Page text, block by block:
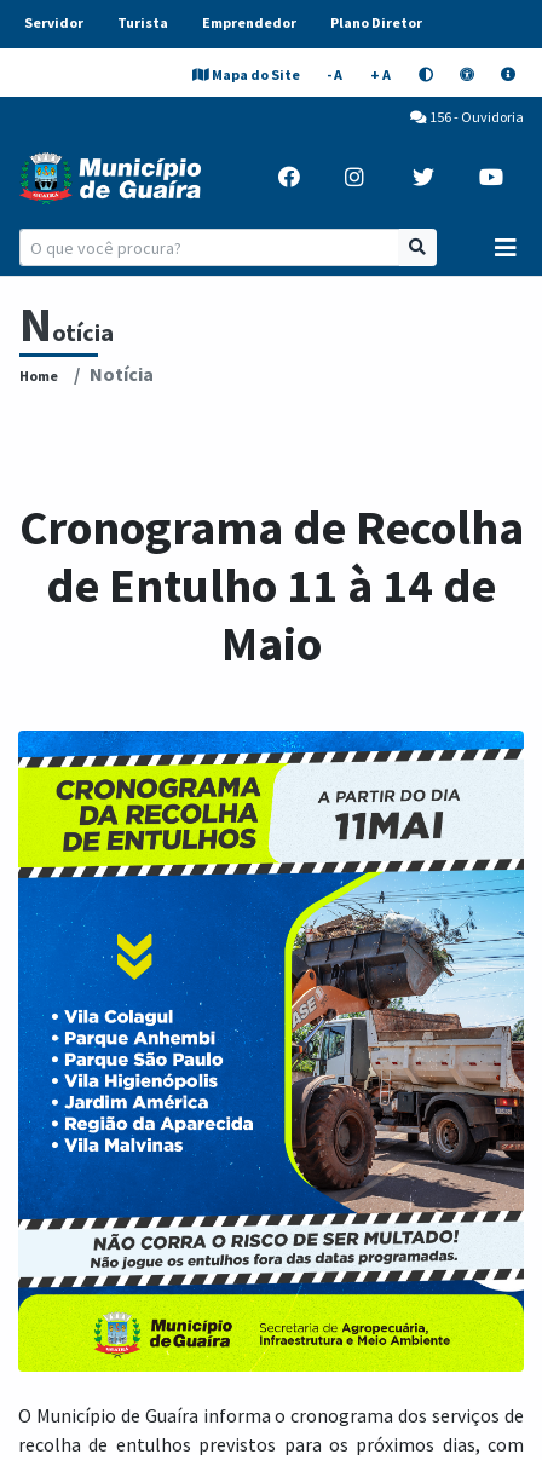
Servidor Turista Emprendedor Plano Diretor
Mapa do Site - A + A
156 - Ouvidoria
Notícia
Home Notícia
Cronograma de Recolha
de Entulho 11 à 14 de
Maio
O Município de Guaíra informa o cronograma dos serviços de
recolha de entulhos previstos para os próximos dias, com